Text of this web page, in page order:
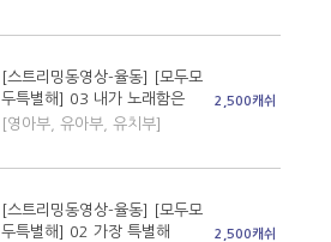
[스트리밍동영상-율동] [모두모
두특별해] 03 내가 노래함은
[영아부, 유아부, 유치부]
2,500캐쉬
[스트리밍동영상-율동] [모두모
두특별해] 02 가장 특별해
2,500캐쉬